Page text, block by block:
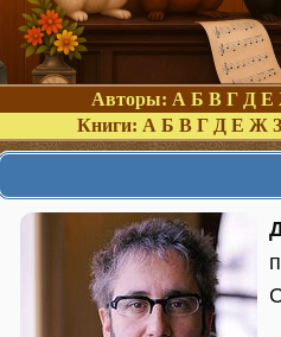
Авторы: А Б В Г Д Е
Книги: А Б В Г Д Е Ж З